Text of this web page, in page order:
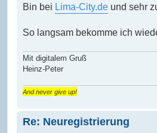
r
i
r
a
g
Bin bei Lima-City.de und sehr
So langsam bekomme ich
Mit digitalem Gruß
Heinz-Peter
And never give up!
Re: Neuregistrierung